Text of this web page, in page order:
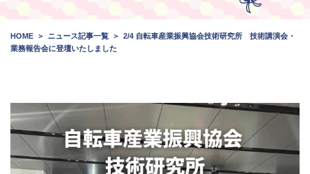
HOME ニュース記事一覧
2/4 自転車産業振興協会技術研究所 技術講演会・
業務報告会に登壇いたしました